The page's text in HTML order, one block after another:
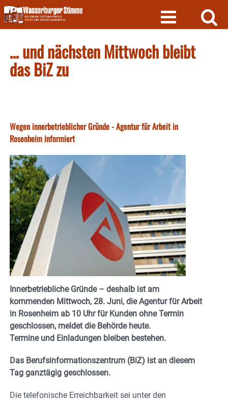
Skip
to
content
… und nächsten Mittwoch bleibt
das BiZ zu
Wegen innerbetrieblicher Gründe - Agentur für Arbeit in
Rosenheim informiert
Innerbetriebliche Gründe – deshalb ist am
kommenden Mittwoch, 28. Juni, die Agentur für Arbeit
in Rosenheim ab 10 Uhr für Kunden ohne Termin
geschlossen, meldet die Behörde heute.
Termine und Einladungen bleiben bestehen.
Das Berufsinformationszentrum (BiZ) ist an diesem
Tag ganztägig geschlossen.
Die telefonische Erreichbarkeit sei unter den